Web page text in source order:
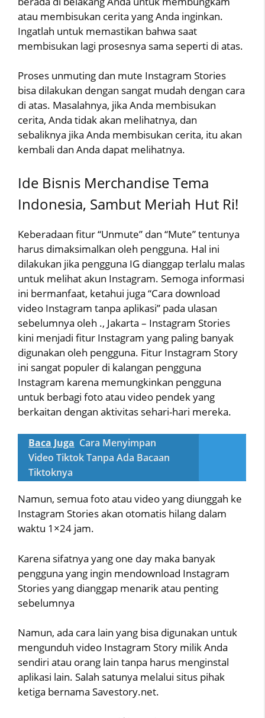
atau membisukan cerita yang Anda inginkan.
Ingatlah untuk memastikan bahwa saat
membisukan lagi prosesnya sama seperti di atas.
Proses unmuting dan mute Instagram Stories
bisa dilakukan dengan sangat mudah dengan cara
di atas. Masalahnya, jika Anda membisukan
cerita, Anda tidak akan melihatnya, dan
sebaliknya jika Anda membisukan cerita, itu akan
kembali dan Anda dapat melihatnya.
Ide Bisnis Merchandise Tema
Indonesia, Sambut Meriah Hut Ri!
Keberadaan fitur “Unmute” dan “Mute” tentunya
harus dimaksimalkan oleh pengguna. Hal ini
dilakukan jika pengguna IG dianggap terlalu malas
untuk melihat akun Instagram. Semoga informasi
ini bermanfaat, ketahui juga “Cara download
video Instagram tanpa aplikasi” pada ulasan
sebelumnya oleh ., Jakarta – Instagram Stories
kini menjadi fitur Instagram yang paling banyak
digunakan oleh pengguna. Fitur Instagram Story
ini sangat populer di kalangan pengguna
Instagram karena memungkinkan pengguna
untuk berbagi foto atau video pendek yang
berkaitan dengan aktivitas sehari-hari mereka.
Baca Juga Cara Menyimpan
Video Tiktok Tanpa Ada Bacaan
Tiktoknya
Namun, semua foto atau video yang diunggah ke
Instagram Stories akan otomatis hilang dalam
waktu 1×24 jam.
Karena sifatnya yang one day maka banyak
pengguna yang ingin mendownload Instagram
Stories yang dianggap menarik atau penting
sebelumnya
Namun, ada cara lain yang bisa digunakan untuk
mengunduh video Instagram Story milik Anda
sendiri atau orang lain tanpa harus menginstal
aplikasi lain. Salah satunya melalui situs pihak
ketiga bernama Savestory.net.